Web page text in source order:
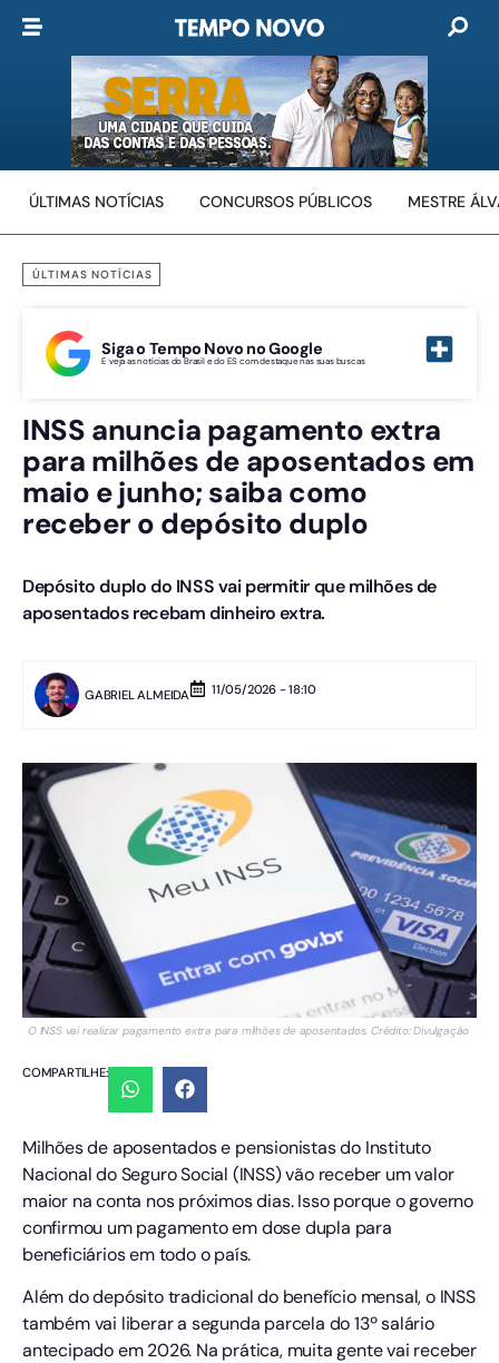
ÚLTIMAS NOTÍCIAS CONCURSOS PÚBLICOS MESTRE
ÚLTIMAS NOTÍCIAS
Siga o Tempo Novo no Google
E veja as notícias do Brasil e do ES com destaque nas suas buscas
INSS anuncia pagamento extra
para milhões de aposentados em
maio e junho; saiba como
receber o depósito duplo
Depósito duplo do INSS vai permitir que milhões de
aposentados recebam dinheiro extra.
GABRIEL ALMEIDA 11/05/2026 - 18:10
O INSS vai realizar pagamento extra para milhões de aposentados. Crédito: Divulgação
COMPARTILHE:
Milhões de aposentados e pensionistas do Instituto
Nacional do Seguro Social (INSS) vão receber um valor
maior na conta nos próximos dias. Isso porque o governo
confirmou um pagamento em dose dupla para
beneficiários em todo o país.
Além do depósito tradicional do benefício mensal, o INSS
também vai liberar a segunda parcela do 13º salário
antecipado em 2026. Na prática, muita gente vai receber